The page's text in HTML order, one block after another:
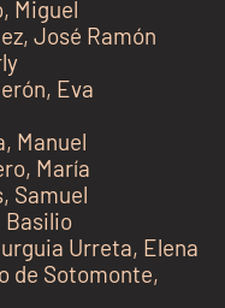
Miguel
José Ramón
Eva
Manuel
María
Samuel
Basilio
Urreta, Elena
de Sotomonte,